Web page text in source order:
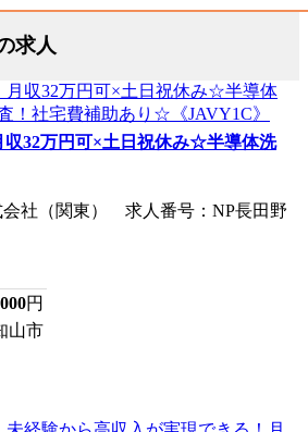
求人
収32万円可×土日祝休み☆半導体洗
社（関東） 求人番号：NP長田野
円
山市